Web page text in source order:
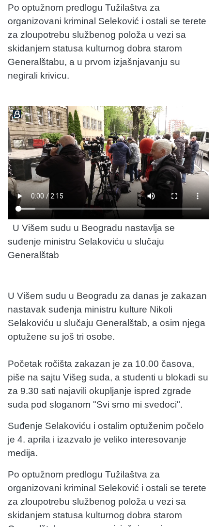
Po optužnom predlogu Tužilaštva za
organizovani kriminal Seleković i ostali se terete
za zloupotrebu službenog položa u vezi sa
skidanjem statusa kulturnog dobra starom
Generalštabu, a u prvom izjašnjavanju su
negirali krivicu.
U Višem sudu u Beogradu nastavlja se
suđenje ministru Selakoviću u slučaju
Generalštab
U Višem sudu u Beogradu za danas je zakazan
nastavak suđenja ministru kulture Nikoli
Selakoviću u slučaju Generalštab, a osim njega
optužene su još tri osobe.
Početak ročišta zakazan je za 10.00 časova,
piše na sajtu Višeg suda, a studenti u blokadi su
za 9.30 sati najavili okupljanje ispred zgrade
suda pod sloganom "Svi smo mi svedoci".
Suđenje Selakoviću i ostalim optuženim počelo
je 4. aprila i izazvalo je veliko interesovanje
medija.
Po optužnom predlogu Tužilaštva za
organizovani kriminal Seleković i ostali se terete
za zloupotrebu službenog položa u vezi sa
skidanjem statusa kulturnog dobra starom